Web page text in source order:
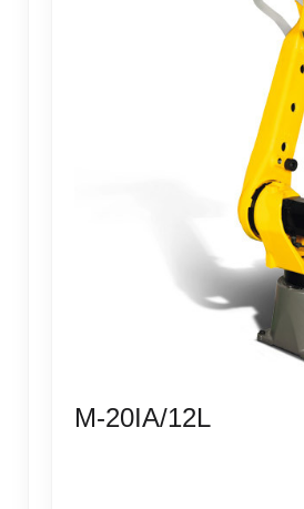
M-20IA/12L